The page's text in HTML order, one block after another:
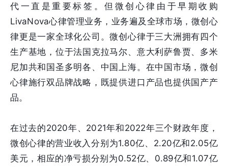
代一直是重要标签。但微创心律由于早期收购
LivaNova心律管理业务，业务遍及全球市场，微创心
律更是一家全球化公司。微创心律于三大洲拥有四个
生产基地，位于法国克拉马尔、意大利萨鲁贾、多米
尼加共和国圣多明各、中国上海。在中国市场，微创
心律施行双品牌战略，既提供进口产品也提供国产产
品。
在过去的2020年、2021年和2022年三个财政年度，
微创心律的营业收入分别为1.80亿、2.20亿和2.05亿
美元，相应的净亏损分别为0.52亿、0.89亿和1.07亿